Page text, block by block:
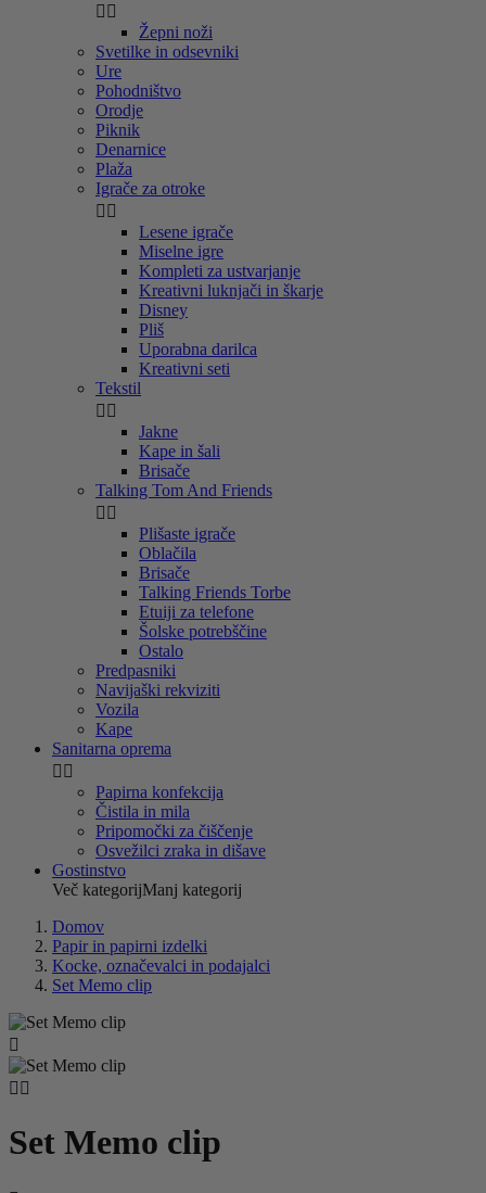
 
Žepni noži
Svetilke in odsevniki
Ure
Pohodništvo
Orodje
Piknik
Denarnice
Plaža
Igrače za otroke
 
Lesene igrače
Miselne igre
Kompleti za ustvarjanje
Kreativni luknjači in škarje
Disney
Pliš
Uporabna darilca
Kreativni seti
Tekstil
 
Jakne
Kape in šali
Brisače
Talking Tom And Friends
 
Plišaste igrače
Oblačila
Brisače
Talking Friends Torbe
Etuiji za telefone
Šolske potrebščine
Ostalo
Predpasniki
Navijaški rekviziti
Vozila
Kape
Sanitarna oprema
 
Papirna konfekcija
Čistila in mila
Pripomočki za čiščenje
Osvežilci zraka in dišave
Gostinstvo
Več kategorijManj kategorij
Domov
Papir in papirni izdelki
Kocke, označevalci in podajalci
Set Memo clip

 
Set Memo clip